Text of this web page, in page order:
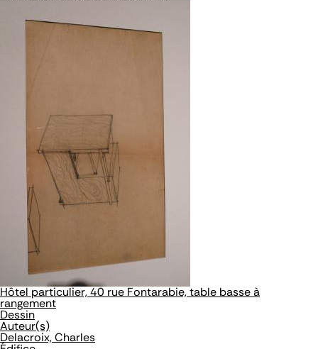
Hôtel particulier, 40 rue Fontarabie, table basse à
rangement
Dessin
Auteur(s)
Delacroix, Charles